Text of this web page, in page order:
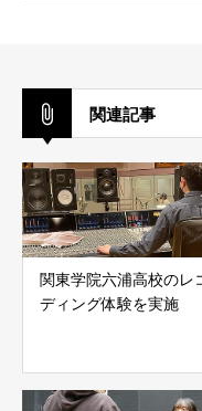
関連記事
関東学院六浦高校のレ
ディング体験を実施